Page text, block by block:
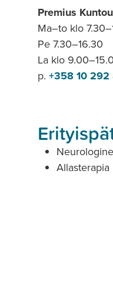
Premius
Ma–to klo
Pe 7.30–16.30
La klo
p. +358 10
Allasterapia